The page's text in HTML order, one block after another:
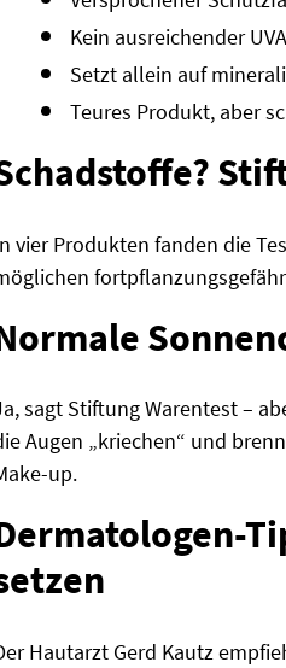
Kein ausreichender
Setzt allein auf
Teures Produkt, aber
vier Produkten fanden die
sagt Stiftung Warentest –
Augen „kriechen“ und
up.
Hautarzt Gerd Kautz